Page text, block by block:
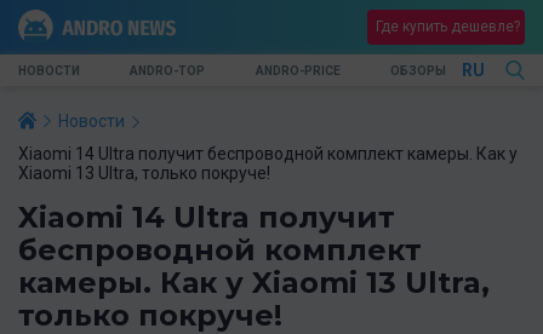
Где купить дешевле?
НОВОСТИ ANDRO-TOP ANDRO-PRICE ОБЗОРЫ RU
Новости
Xiaomi 14 Ultra получит беспроводной комплект камеры. Как у
Xiaomi 13 Ultra, только покруче!
Xiaomi 14 Ultra получит
беспроводной комплект
камеры. Как у Xiaomi 13 Ultra,
только покруче!